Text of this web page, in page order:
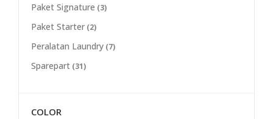
Paket Signature (3)
Paket Starter (2)
Peralatan Laundry (7)
Sparepart (31)
COLOR